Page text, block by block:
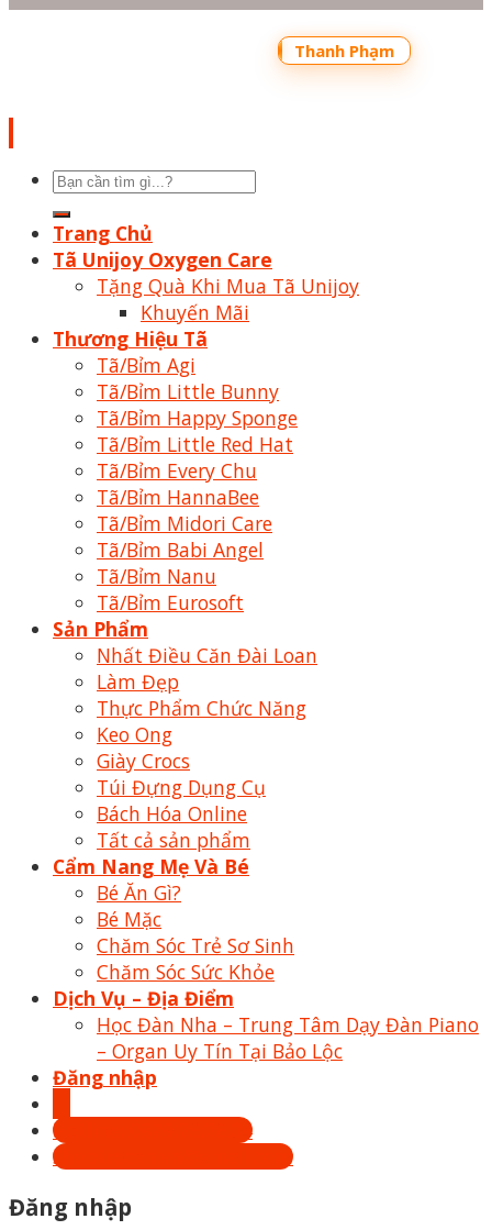
Thanh Phạm
Tìm
Trang Chủ
Tã Unijoy Oxygen Care
Tặng Quà Khi Mua Tã Unijoy
Khuyến Mãi
Thương Hiệu Tã
Tã/Bỉm Agi
Tã/Bỉm Little Bunny
Tã/Bỉm Happy Sponge
Tã/Bỉm Little Red Hat
Tã/Bỉm Every Chu
Tã/Bỉm HannaBee
Tã/Bỉm Midori Care
Tã/Bỉm Babi Angel
Tã/Bỉm Nanu
Tã/Bỉm Eurosoft
Sản Phẩm
Nhất Điều Căn Đài Loan
Làm Đẹp
Thực Phẩm Chức Năng
Keo Ong
Giày Crocs
Túi Đựng Dụng Cụ
Bách Hóa Online
Tất cả sản phẩm
Cẩm Nang Mẹ Và Bé
Bé Ăn Gì?
Bé Mặc
Chăm Sóc Trẻ Sơ Sinh
Chăm Sóc Sức Khỏe
Dịch Vụ – Địa Điểm
Học Đàn Nha – Trung Tâm Dạy Đàn Piano
– Organ Uy Tín Tại Bảo Lộc
Đăng nhập
Hotline: 0879.26.26.04
Shoptrecon.vn@gmail.com
Đăng nhập